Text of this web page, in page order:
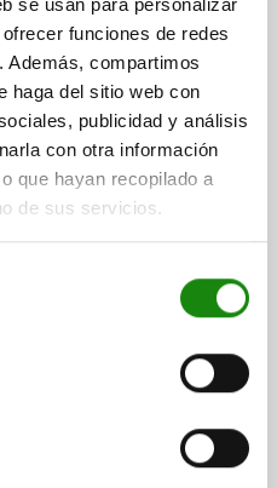
funciones de redes
Además, compartimos
haga del sitio web con
publicidad y análisis
con otra información
que hayan recopilado a
de sus servicios.
también